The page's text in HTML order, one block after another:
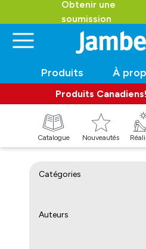
Obtenir une
soumission
Produits À
Produits Canadiens!
Catalogue Nouveautés
Catégories
Auteurs